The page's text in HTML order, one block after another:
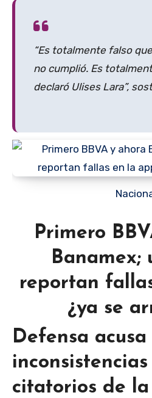
“Es totalmente falso
no cumplió. Es
declaró Ulises Lara”,
Primero
Banamex;
reportan
¿ya se
Defensa acusa
inconsistencias
citatorios de la